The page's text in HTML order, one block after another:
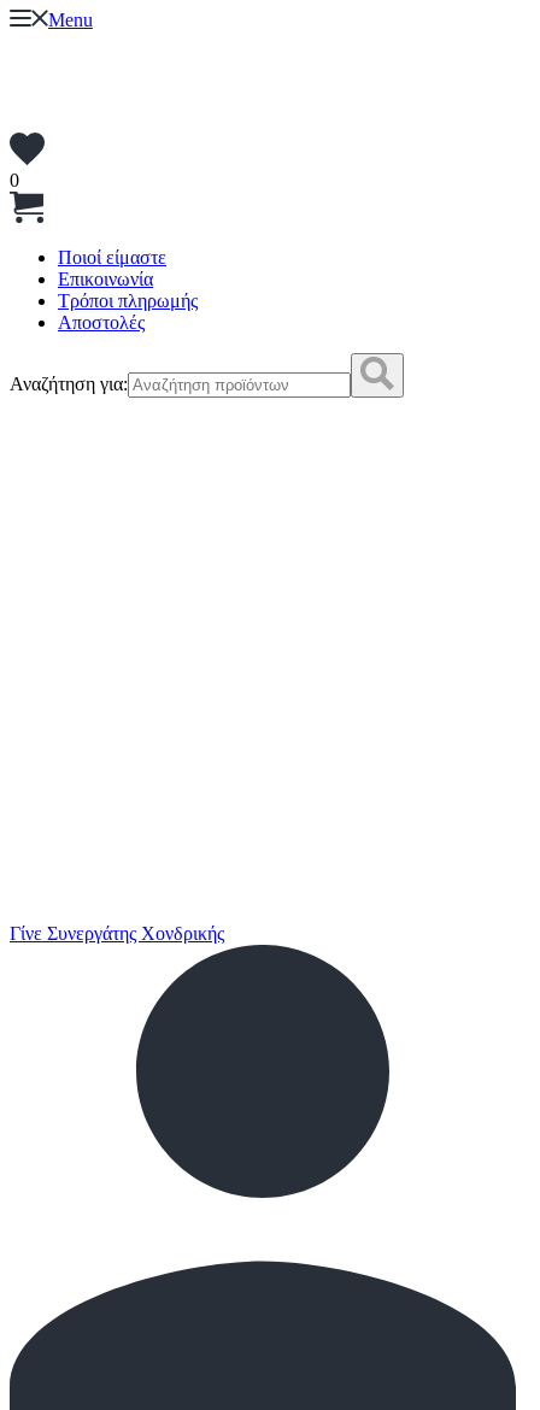
Menu
0
Ποιοί είμαστε
Επικοινωνία
Τρόποι πληρωμής
Αποστολές
Αναζήτηση για:
Γίνε Συνεργάτης Χονδρικής